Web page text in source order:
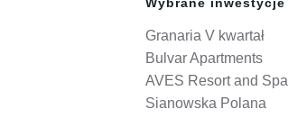
Granaria V kwartał
Bulvar Apartments
AVES Resort and Spa
Sianowska Polana